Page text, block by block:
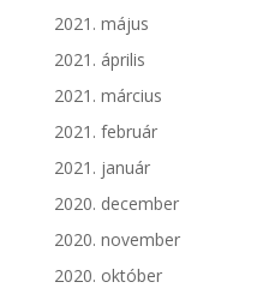
2021. május
2021. április
2021. március
2021. február
2021. január
2020. december
2020. november
2020. október